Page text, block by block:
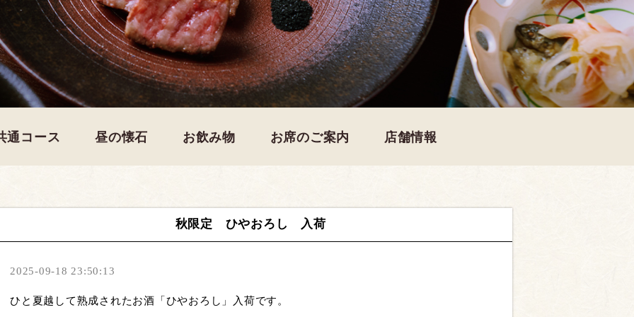
通コース 昼の懐石 お飲み物 お席のご案内 店舗情報
秋限定 ひやおろし 入荷
2025-09-18 23:50:13
ひと夏越して熟成されたお酒「ひやおろし」入荷です。